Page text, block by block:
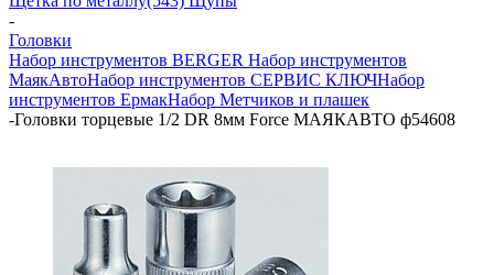
-
Головки
Набор инструментов BERGER Набор инструментов
МаякАвтоНабор инструментов СЕРВИС КЛЮЧНабор
инструментов ЕрмакНабор Метчиков и плашек
-Головки торцевые 1/2 DR 8мм Force МАЯКАВТО ф54608